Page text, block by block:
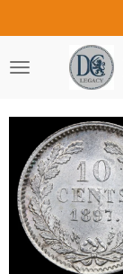
direct
naar